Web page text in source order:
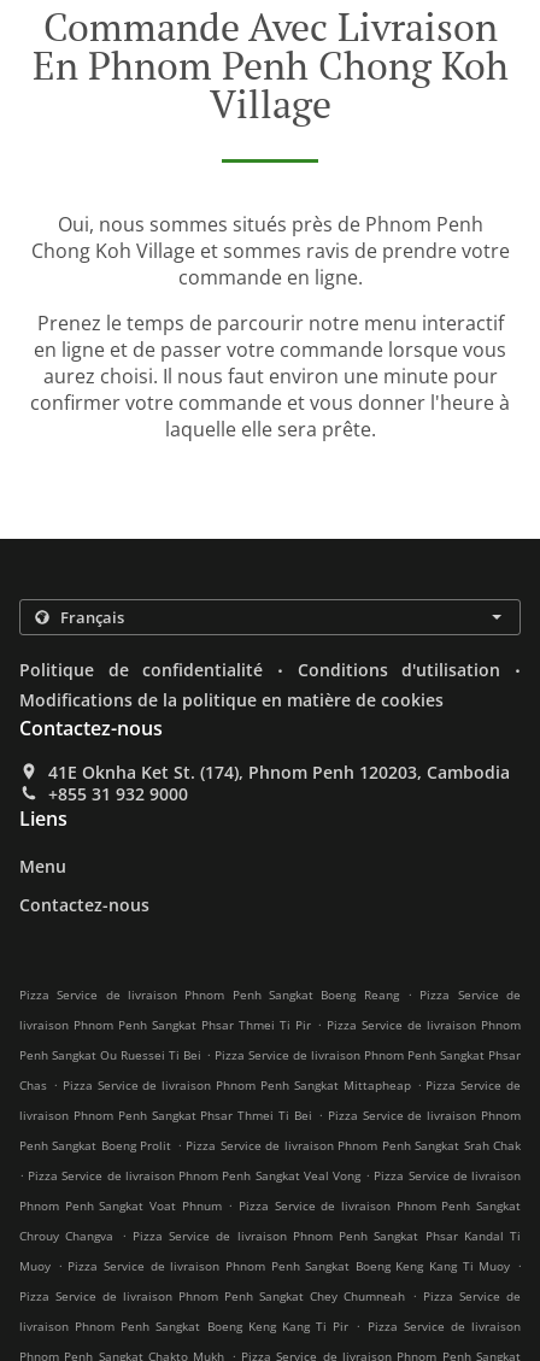
Commande Avec Livraison
En Phnom Penh Chong Koh
Village
Oui, nous sommes situés près de Phnom Penh
Chong Koh Village et sommes ravis de prendre votre
commande en ligne.
Prenez le temps de parcourir notre menu interactif
en ligne et de passer votre commande lorsque vous
aurez choisi. Il nous faut environ une minute pour
confirmer votre commande et vous donner l'heure à
laquelle elle sera prête.
Politique de confidentialité . Conditions d'utilisation .
Modifications de la politique en matière de cookies
Contactez-nous
41E Oknha Ket St. (174), Phnom Penh 120203, Cambodia
+855 31 932 9000
Liens
Menu
Contactez-nous
Pizza Service de livraison Phnom Penh Sangkat Boeng Reang . Pizza Service de
livraison Phnom Penh Sangkat Phsar Thmei Ti Pir . Pizza Service de livraison Phnom
Penh Sangkat Ou Ruessei Ti Bei . Pizza Service de livraison Phnom Penh Sangkat Phsar
Chas . Pizza Service de livraison Phnom Penh Sangkat Mittapheap . Pizza Service de
livraison Phnom Penh Sangkat Phsar Thmei Ti Bei . Pizza Service de livraison Phnom
Penh Sangkat Boeng Prolit . Pizza Service de livraison Phnom Penh Sangkat Srah Chak
. Pizza Service de livraison Phnom Penh Sangkat Veal Vong . Pizza Service de livraison
Phnom Penh Sangkat Voat Phnum . Pizza Service de livraison Phnom Penh Sangkat
Chrouy Changva
. Pizza Service de livraison Phnom Penh Sangkat Phsar Kandal Ti
Muoy . Pizza Service de livraison Phnom Penh Sangkat Boeng Keng Kang Ti Muoy .
Pizza Service de livraison Phnom Penh Sangkat Chey Chumneah . Pizza Service de
livraison Phnom Penh Sangkat Boeng Keng Kang Ti Pir . Pizza Service de livraison
Phnom Penh Sangkat Chakto Mukh . Pizza Service de livraison Phnom Penh Sangkat